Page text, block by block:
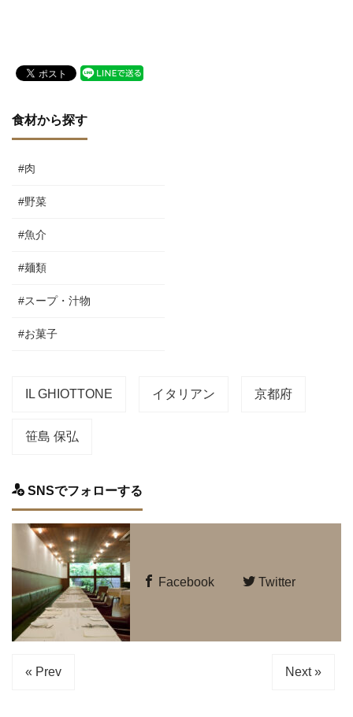
ンテ・エノテカ リヴァ デ
リ エトゥルスキ）
食材から探す
#肉
#野菜
#魚介
#麺類
#スープ・汁物
#お菓子
IL GHIOTTONE イタリアン 京都府
笹島 保弘
SNSでフォローする
Facebook Twitter
« Prev Next »